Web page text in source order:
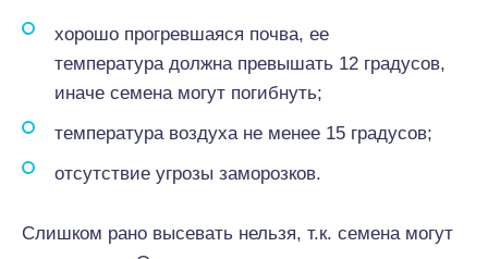
хорошо прогревшаяся почва, ее
температура должна превышать 12 градусов,
иначе семена могут погибнуть;
температура воздуха не менее 15 градусов;
отсутствие угрозы заморозков.
Слишком рано высевать нельзя, т.к. семена могут